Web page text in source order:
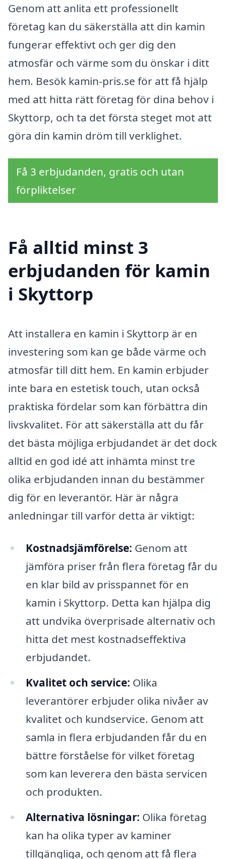
Genom att anlita ett professionellt
företag kan du säkerställa att din kamin
fungerar effektivt och ger dig den
atmosfär och värme som du önskar i ditt
hem. Besök kamin-pris.se för att få hjälp
med att hitta rätt företag för dina behov i
Skyttorp, och ta det första steget mot att
göra din kamin dröm till verklighet.
Få 3 erbjudanden, gratis och utan
förpliktelser
Få alltid minst 3
erbjudanden för kamin
i Skyttorp
Att installera en kamin i Skyttorp är en
investering som kan ge både värme och
atmosfär till ditt hem. En kamin erbjuder
inte bara en estetisk touch, utan också
praktiska fördelar som kan förbättra din
livskvalitet. För att säkerställa att du får
det bästa möjliga erbjudandet är det dock
alltid en god idé att inhämta minst tre
olika erbjudanden innan du bestämmer
dig för en leverantör. Här är några
anledningar till varför detta är viktigt:
Kostnadsjämförelse: Genom att
jämföra priser från flera företag får du
en klar bild av prisspannet för en
kamin i Skyttorp. Detta kan hjälpa dig
att undvika överprisade alternativ och
hitta det mest kostnadseffektiva
erbjudandet.
Kvalitet och service: Olika
leverantörer erbjuder olika nivåer av
kvalitet och kundservice. Genom att
samla in flera erbjudanden får du en
bättre förståelse för vilket företag
som kan leverera den bästa servicen
och produkten.
Alternativa lösningar: Olika företag
kan ha olika typer av kaminer
tillgängliga, och genom att få flera